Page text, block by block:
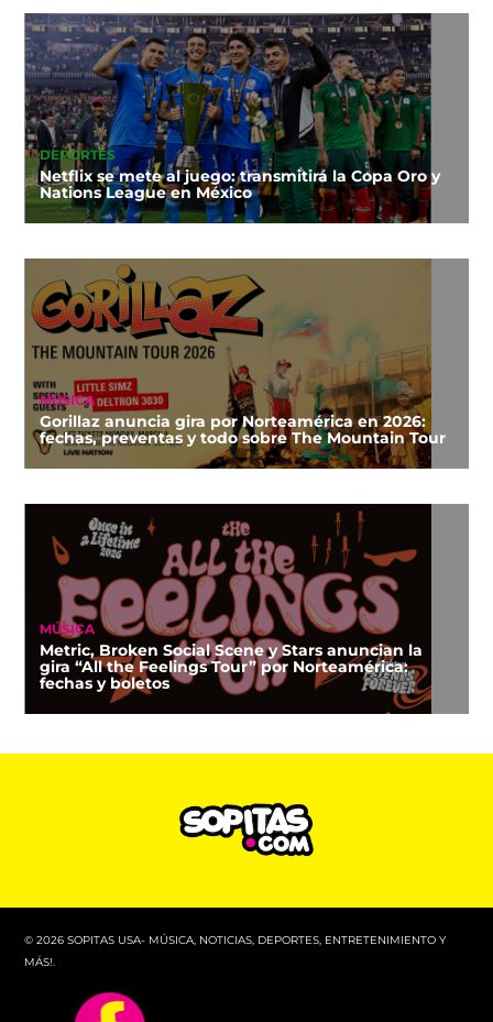
DEPORTES
Netflix se mete al juego: transmitirá la Copa Oro y
Nations League en México
MÚSICA
Gorillaz anuncia gira por Norteamérica en 2026:
fechas, preventas y todo sobre The Mountain Tour
MÚSICA
Metric, Broken Social Scene y Stars anuncian la
gira “All the Feelings Tour” por Norteamérica:
fechas y boletos
© 2026 SOPITAS USA- MÚSICA, NOTICIAS, DEPORTES, ENTRETENIMIENTO Y
MÁS!.